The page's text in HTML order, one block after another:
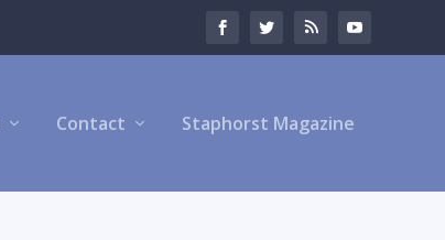
Contact Staphorst Magazine